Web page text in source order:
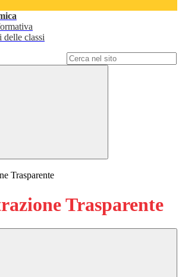
delle classi
Trasparente
Trasparente